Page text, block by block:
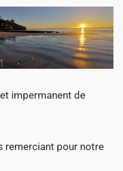
impermanent de
remerciant pour notre